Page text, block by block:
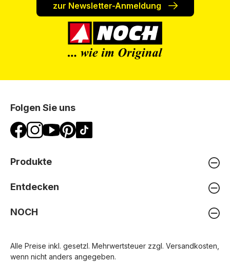
zur Newsletter-Anmeldung
Folgen Sie uns
Produkte
Entdecken
NOCH
Alle Preise inkl. gesetzl. Mehrwertsteuer zzgl. Versandkosten
wenn nicht anders angegeben.